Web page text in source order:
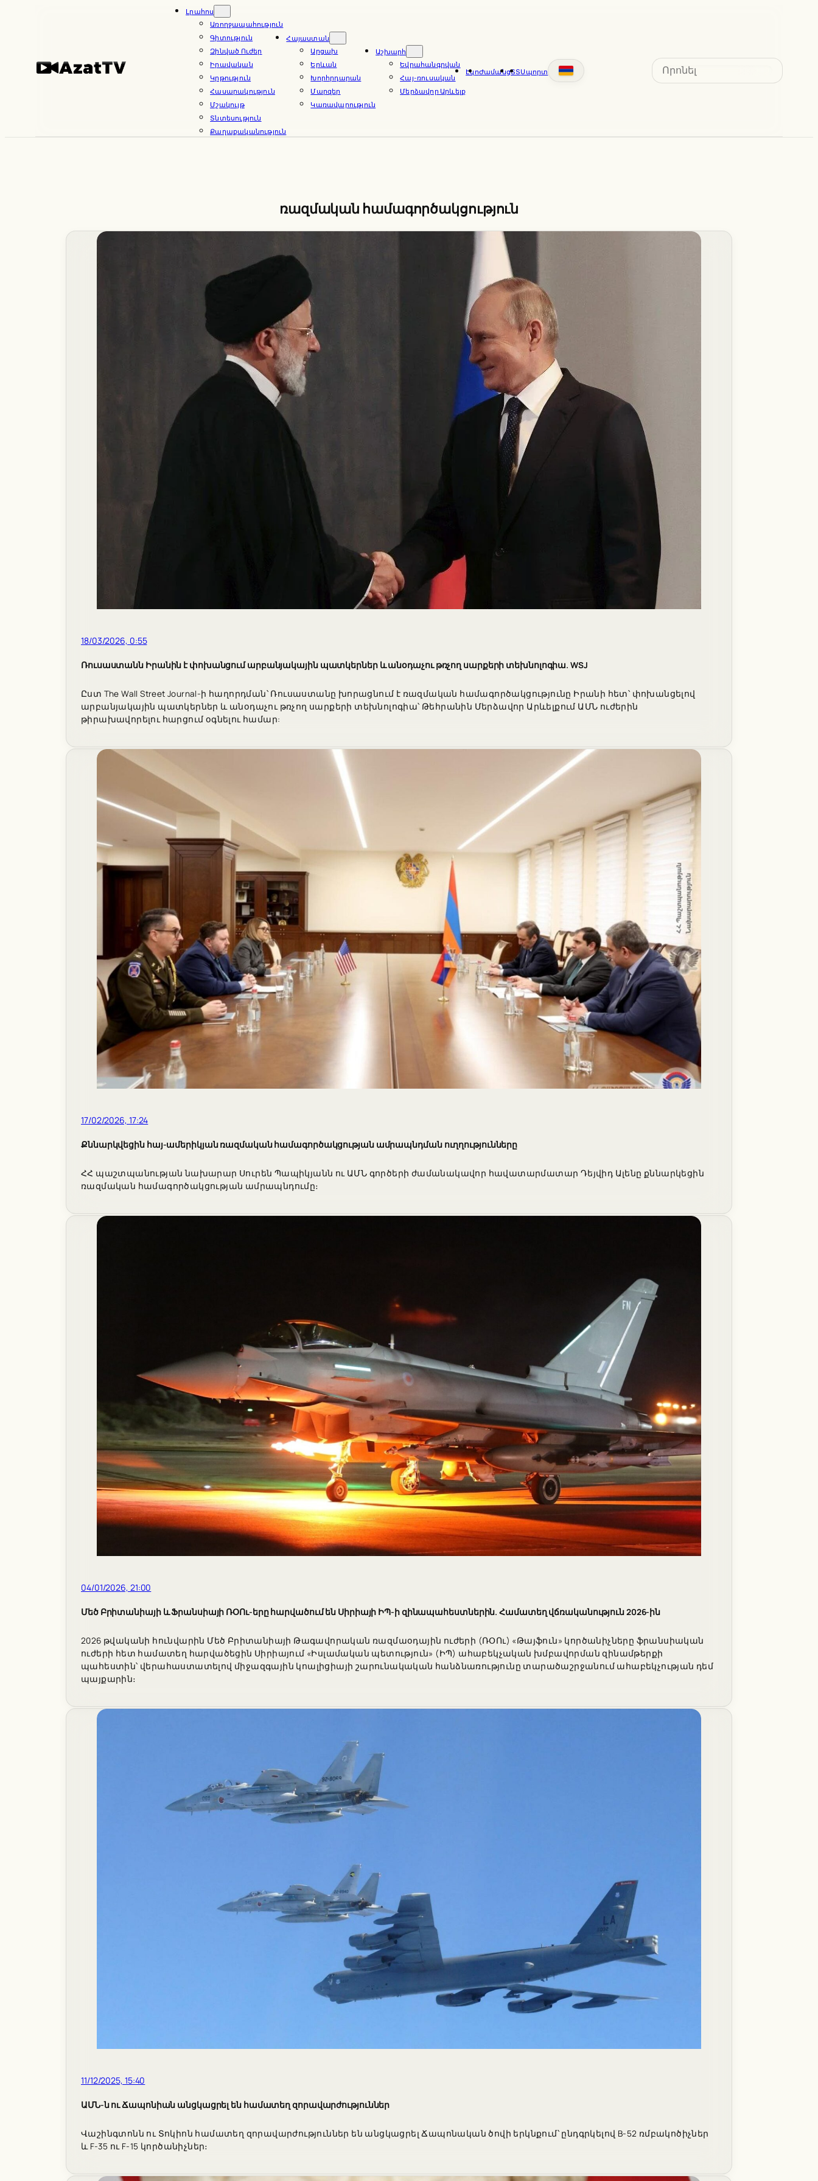
Լրահոս
Առողջապահություն
Գիտություն
Զինված Ուժեր
Իրավական
Կրթություն
Հասարակություն
Մշակույթ
Տնտեսություն
Քաղաքականություն
Հայաստան
Արցախ
Երևան
Խորհրդարան
Մարզեր
Կառավարություն
Աշխարհ
Եվրահանգրվան
Հայ-ռուսական
Մերձավոր Արևելք
ԷկոԺամանցՏՏՍպորտ
Search
ռազմական համագործակցություն
18/03/2026, 0:55
Ռուսաստանն Իրանին է փոխանցում արբանյակային պատկերներ և անօդաչու թռչող սարքերի տեխնոլոգիա. WSJ
Ըստ The Wall Street Journal-ի հաղորդման՝ Ռուսաստանը խորացնում է ռազմական համագործակցությունը Իրանի հետ՝ փոխանցելով
արբանյակային պատկերներ և անօդաչու թռչող սարքերի տեխնոլոգիա՝ Թեհրանին Մերձավոր Արևելքում ԱՄՆ ուժերին
թիրախավորելու հարցում օգնելու համար:
17/02/2026, 17:24
Քննարկվեցին հայ-ամերիկյան ռազմական համագործակցության ամրապնդման ուղղությունները
ՀՀ պաշտպանության նախարար Սուրեն Պապիկյանն ու ԱՄՆ գործերի ժամանակավոր հավատարմատար Դեյվիդ Ալենը քննարկեցին
ռազմական համագործակցության ամրապնդումը։
04/01/2026, 21:00
Մեծ Բրիտանիայի և Ֆրանսիայի ՌՕՈւ-երը հարվածում են Սիրիայի ԻՊ-ի զինապահեստներին. Համատեղ վճռականություն 2026-ին
2026 թվականի հունվարին Մեծ Բրիտանիայի Թագավորական ռազմաօդային ուժերի (ՌՕՈւ) «Թայֆուն» կործանիչները ֆրանսիական
ուժերի հետ համատեղ հարվածեցին Սիրիայում «Իսլամական պետություն» (ԻՊ) ահաբեկչական խմբավորման զինամթերքի
պահեստին՝ վերահաստատելով միջազգային կոալիցիայի շարունակական հանձնառությունը տարածաշրջանում ահաբեկչության դեմ
պայքարին։
11/12/2025, 15:40
ԱՄՆ-ն ու Ճապոնիան անցկացրել են համատեղ զորավարժություններ
Վաշինգտոնն ու Տոկիոն համատեղ զորավարժություններ են անցկացրել Ճապոնական ծովի երկնքում՝ ընդգրկելով B-52 ռմբակոծիչներ
և F-35 ու F-15 կործանիչներ։